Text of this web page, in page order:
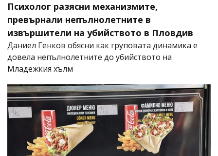
Психолог разясни механизмите,
превърнали непълнолетните в
извършители на убийството в Пловдив
Даниел Генков обясни как груповата динамика е
довела непълнолетните до убийството на
Младежкия хълм